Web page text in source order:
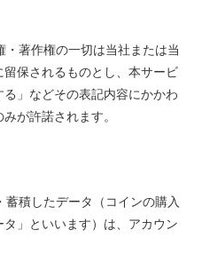
著作権の一切は当社または当
保されるものとし、本サービ
」などその表記内容にかかわ
が許諾されます。
積したデータ（コインの購入
」といいます）は、アカウン